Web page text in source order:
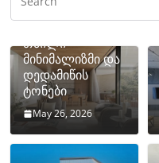
თბილი
მინიმალიზმი და
დედამიწის
ტონები
May 26, 2026